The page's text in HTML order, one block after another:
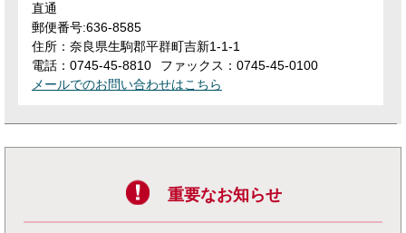
直通
郵便番号:636-8585
住所：奈良県生駒郡平群町吉新1-1-1
電話：0745-45-8810
ファックス：0745-45-0100
メールでのお問い合わせはこちら
重要なお知らせ